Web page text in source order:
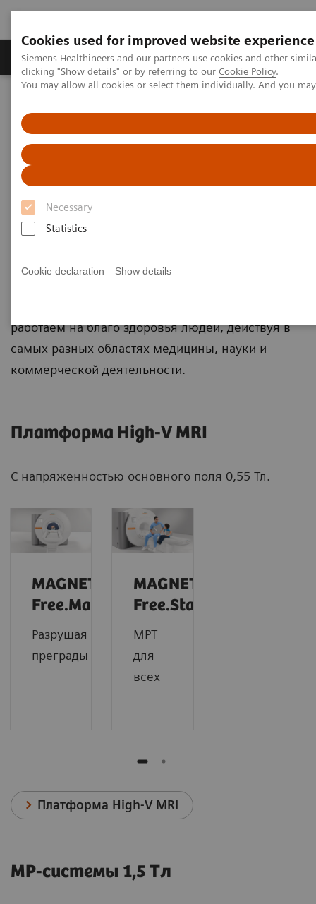
Cookies used for improved website experience
Siemens Healthineers and our partners use cookies and other
clicking "Show details" or by referring to our Cookie Policy.
You may allow all cookies or select them individually. And you
Necessary
Statistics
Cookie declaration Show details
Продукты и решения Клинические
Магнитно-резонансная томография
Магнитно-резонансная
томография
смогут занять ведущие позиции с помощью МР-
работаем на благо здоровья людей, действуя в
самых разных областях медицины, науки и
коммерческой деятельности.
Платформа High-V MRI
С напряженностью основного поля 0,55 Тл.
MAGNETOM
Free.Max
Разрушая
преграды
MAGNETOM
Free.Star
МРТ
для
всех
Платформа High-V MRI
МР-системы 1,5 Тл